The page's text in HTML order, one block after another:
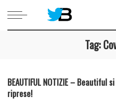
Tag:
BEAUTIFUL NOTIZIE –
riprese!